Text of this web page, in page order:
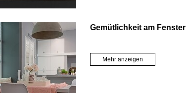
Gemütlichkeit am Fenster
Mehr anzeigen